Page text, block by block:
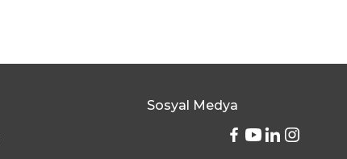
Sosyal Medya